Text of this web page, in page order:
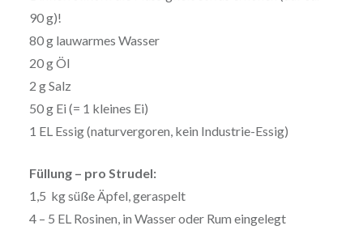
90 g)!
80 g lauwarmes Wasser
20 g Öl
2 g Salz
50 g Ei (= 1 kleines Ei)
1 EL Essig (naturvergoren, kein Industrie-Essig)
Füllung – pro Strudel:
1,5 kg süße Äpfel, geraspelt
4 – 5 EL Rosinen, in Wasser oder Rum eingelegt